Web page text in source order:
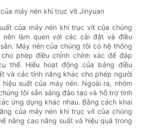
máy nén khí trục vít Jinyuan
của máy nén khí trục vít của chúng
nên làm quen với các cài đặt và điều
Máy nén của chúng tôi có hệ thống
phép điều chỉnh chính xác để đáp
thể. Hiểu hoạt động của bảng điều
và các tính năng khác cho phép người
suất của máy nén. Ngoài ra, nhóm
tôi sẵn sàng đào tạo và hỗ trợ tinh
ứng dụng khác nhau. Bằng cách khai
của máy nén khí trục vít của chúng
nâng cao năng suất và hiệu quả trong